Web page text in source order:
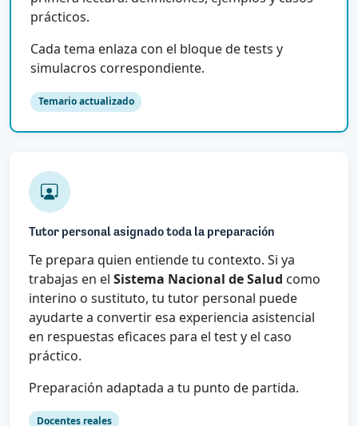
prácticos.
Cada tema enlaza con el bloque de tests y
simulacros correspondiente.
Temario actualizado
Tutor personal asignado toda la preparación
Te prepara quien entiende tu contexto. Si ya
trabajas en el Sistema Nacional de Salud como
interino o sustituto, tu tutor personal puede
ayudarte a convertir esa experiencia asistencial
en respuestas eficaces para el test y el caso
práctico.
Preparación adaptada a tu punto de partida.
Docentes reales